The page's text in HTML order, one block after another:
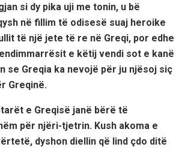
si dy pika uji me tonin, u bë
në fillim të odisesë suaj heroike
të një jete të re në Greqi, por edhe
e këtij vendi sot e kanë
se Greqia ka nevojë për ju njësoj siç
Greqinë.
e Greqisë janë bërë të
për njëri-tjetrin. Kush akoma e
dyshon diellin që lind çdo ditë